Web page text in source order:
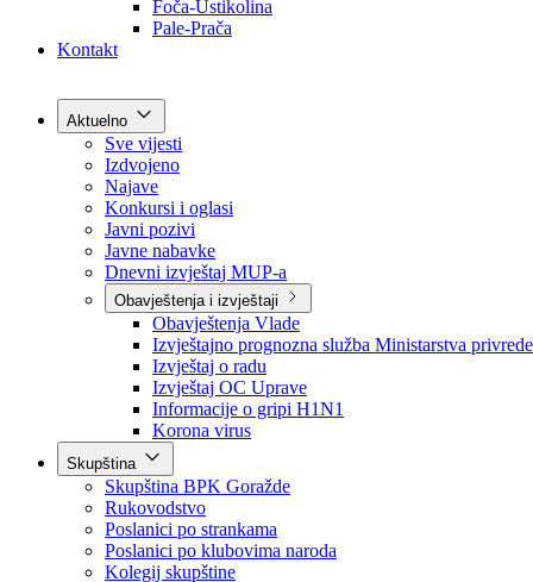
Općine
Kontakt
Aktuelno
Sve vijesti
Izdvojeno
Najave
Konkursi i oglasi
Javni pozivi
Javne nabavke
Dnevni izvještaj MUP-a
Obavještenja i izvještaji
Obavještenja Vlade
Izvještajno prognozna služba Ministarstva privrede
Izvještaj o radu
Izvještaj OC Uprave
Informacije o gripi H1N1
Korona virus
Skupština
Skupština BPK Goražde
Rukovodstvo